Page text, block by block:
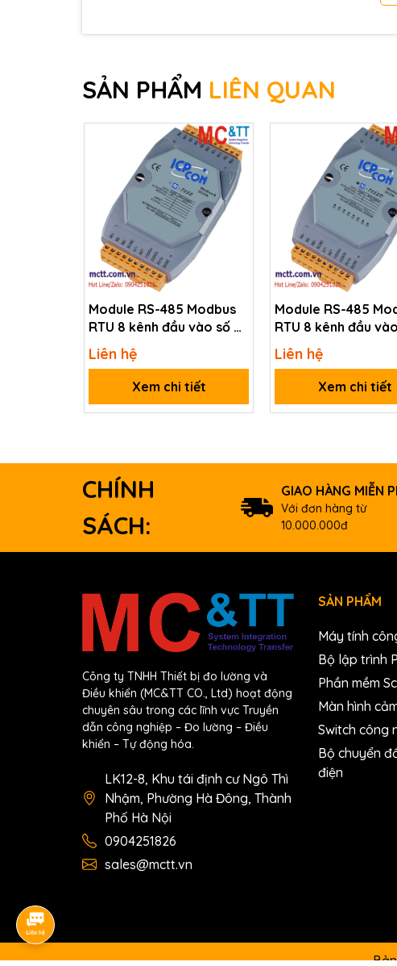
Programmable Filter 2 μs to 65 ms
Programmable Threshold Voltage +0.1 ~ +5 VDC
Individual Channel Configuration No
Counter/Encoder-bits 32-bit
Virtual Battery Backup -
Max. Speed 100 KHz
Digital Output
Type Open Collector
Sink/Source (NPN/PNP)
Load Voltage +3.5 ~ +30 VDC
Max. Load Current 30 mA/Channel
Models
Communication
SẢN PHẨM LIÊN QUAN
Module RS-485 Modbus
RTU 8 kênh đầu vào số DI
ICP DAS M-7052-G CR
Liên hệ
Xem chi tiết
Module RS-485
RTU 8 kênh đầu vào
ICP DAS M-7052D-G
Liên hệ
Xem chi tiết
CHÍNH
SÁCH:
GIAO HÀNG MIỄN
Với đơn hàng từ
10.000.000đ
Công ty TNHH Thiết bị đo lường và
Điều khiển (MC&TT CO., Ltd) hoạt động
chuyên sâu trong các lĩnh vực Truyền
dẫn công nghiệp – Đo lường – Điều
khiển – Tự động hóa.
LK12-8, Khu tái định cư Ngô Thì
Nhậm, Phường Hà Đông, Thành
Phố Hà Nội
0904251826
sales@mctt.vn
SẢN PHẨM
Máy tính
Bộ lập trình
Phần mềm
Màn hình
Switch công
Bộ chuyển
điện